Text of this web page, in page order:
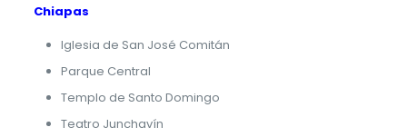
Chiapas
Iglesia de San José Comitán
Parque Central
Templo de Santo Domingo
Teatro Junchavín